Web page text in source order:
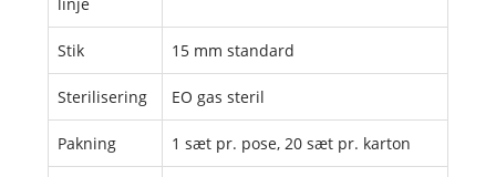
Stik 15 mm standard
Sterilisering EO gas steril
Pakning 1 sæt pr. pose, 20 sæt pr. karton